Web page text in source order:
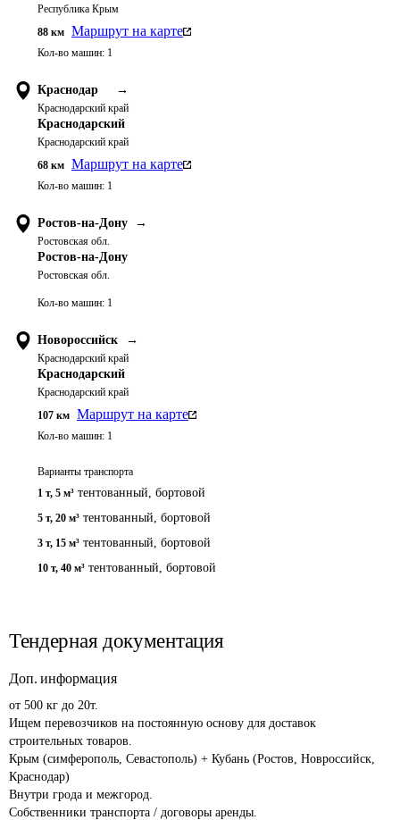
Республика Крым
88 км Маршрут на карте
Кол-во машин: 1
Краснодар →
Краснодарский край
Краснодарский
Краснодарский край
68 км Маршрут на карте
Кол-во машин: 1
Ростов-на-Дону →
Ростовская обл.
Ростов-на-Дону
Ростовская обл.
Кол-во машин: 1
Новороссийск →
Краснодарский край
Краснодарский
Краснодарский край
107 км Маршрут на карте
Кол-во машин: 1
Варианты транспорта
1 т, 5 м³ тентованный, бортовой
5 т, 20 м³ тентованный, бортовой
3 т, 15 м³ тентованный, бортовой
10 т, 40 м³ тентованный, бортовой
Тендерная документация
Доп. информация
от 500 кг до 20т.
Ищем перевозчиков на постоянную основу для доставок
строительных товаров.
Крым (симферополь, Севастополь) + Кубань (Ростов, Новроссийск,
Краснодар)
Внутри грода и межгород.
Собственники транспорта / договоры аренды.